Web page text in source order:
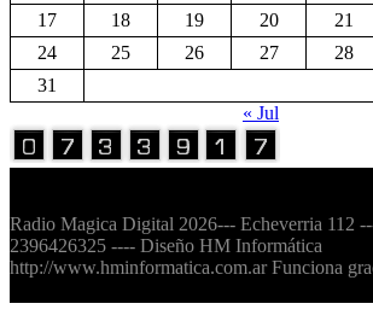
17
18 19 20 21
24
25 26 27 28
31
« Jul
Radio Magica Digital 2026--- Echeverria 112
2396426325 ---- Diseño HM Informática
http://www.hminformatica.com.ar Funciona